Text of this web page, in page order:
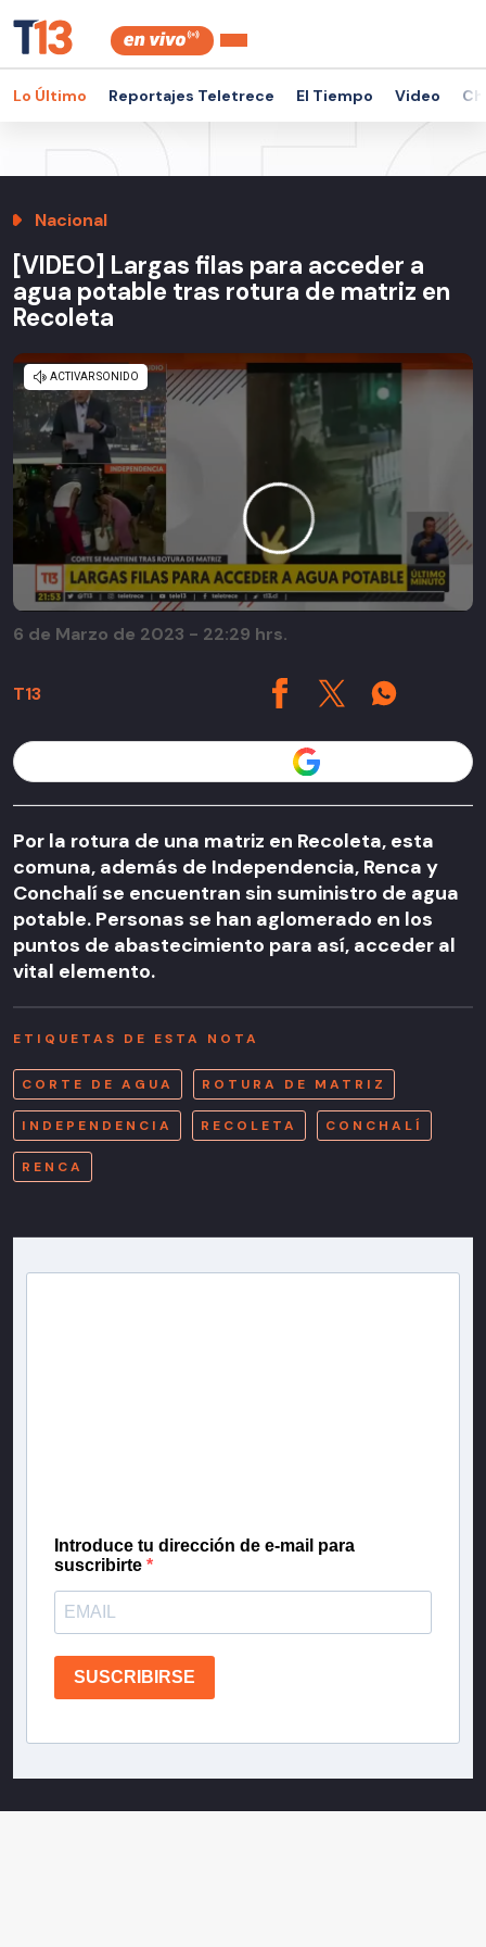
Lo Último Reportajes Teletrece El Tiempo Video
Nacional
[VIDEO] Largas filas para acceder a
agua potable tras rotura de matriz en
Recoleta
T13
6 de Marzo de 2023 - 22:29 hrs.
Por la rotura de una matriz en Recoleta, esta
comuna, además de Independencia, Renca y
Conchalí se encuentran sin suministro de agua
potable. Personas se han aglomerado en los
puntos de abastecimiento para así, acceder al
vital elemento.
ETIQUETAS DE ESTA NOTA
CORTE DE AGUA ROTURA DE MATRIZ
INDEPENDENCIA RECOLETA CONCHALÍ
RENCA
Introduce tu dirección de e-mail para
suscribirte
SUSCRIBIRSE